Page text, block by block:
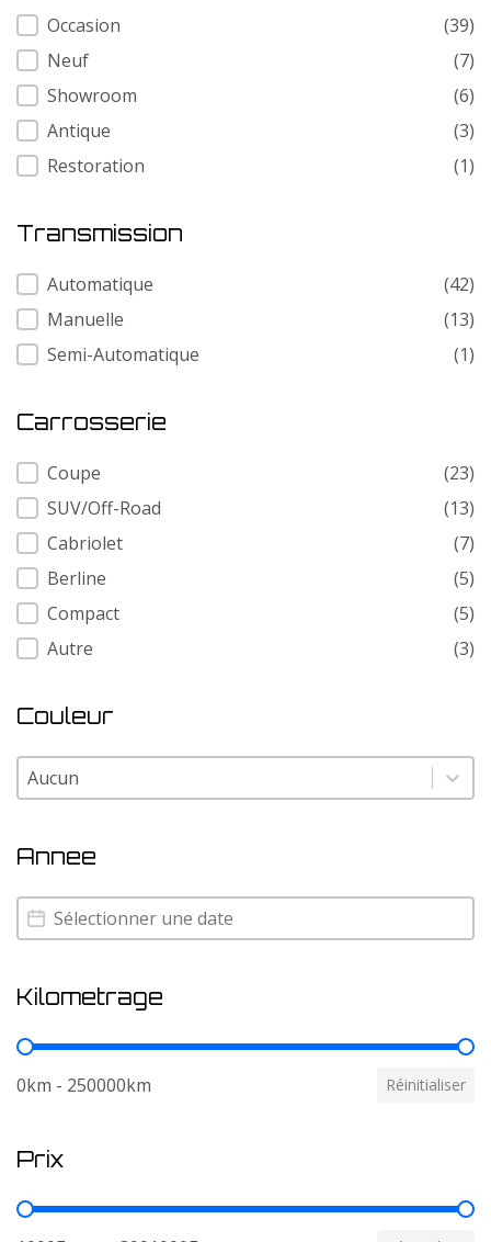
Condition
Occasion
(39)
Neuf
(7)
Showroom
(6)
Antique
(3)
Restoration
(1)
Transmission
Transmission
Automatique
(42)
Manuelle
(13)
Semi-Automatique
(1)
Carrosserie
Carrosserie
Coupe
(23)
SUV/Off-Road
(13)
Cabriolet
(7)
Berline
(5)
Compact
(5)
Autre
(3)
Couleur
Couleur
Couleur
Annee
Annee
Annee
Kilometrage
Kilometrage
0km - 250000km Réinitialiser
Prix
Prix